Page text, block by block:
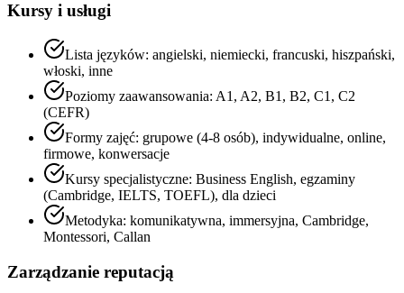
Kursy i usługi
Lista języków: angielski, niemiecki, francuski, hiszpański,
włoski, inne
Poziomy zaawansowania: A1, A2, B1, B2, C1, C2
(CEFR)
Formy zajęć: grupowe (4-8 osób), indywidualne, online,
firmowe, konwersacje
Kursy specjalistyczne: Business English, egzaminy
(Cambridge, IELTS, TOEFL), dla dzieci
Metodyka: komunikatywna, immersyjna, Cambridge,
Montessori, Callan
Zarządzanie reputacją